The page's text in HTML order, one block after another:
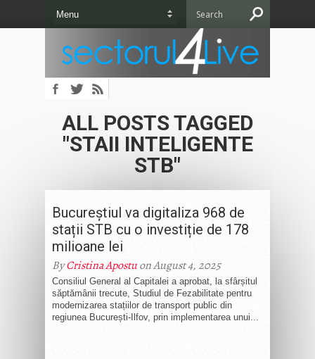
ALL POSTS TAGGED
"STAII INTELIGENTE
STB"
Bucureștiul va digitaliza 968 de
stații STB cu o investiție de 178
milioane lei
ByCristina Apostuon August 4, 2025
Consiliul General al Capitalei a aprobat, la sfârșitul
săptămânii trecute, Studiul de Fezabilitate pentru
modernizarea stațiilor de transport public din
regiunea București-Ilfov, prin implementarea unui...